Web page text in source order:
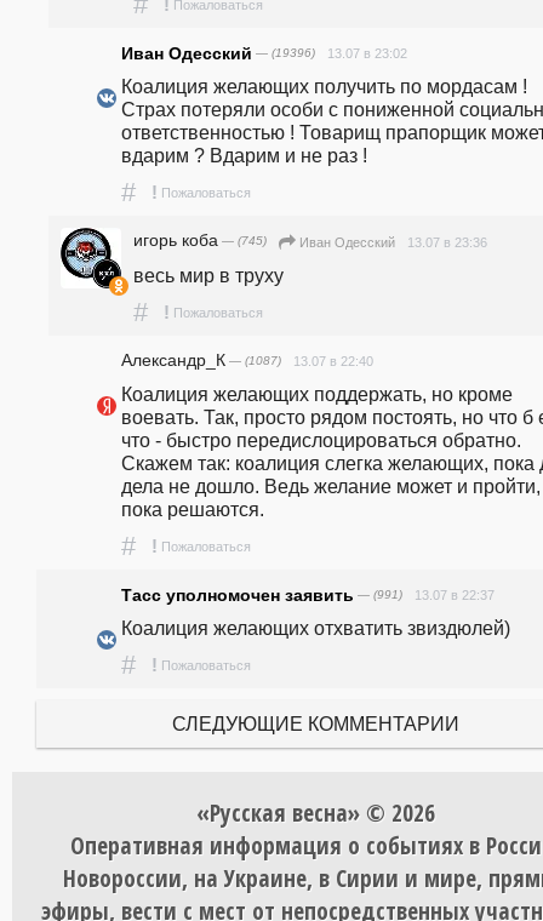
! Пожаловаться
Иван Одесский — (19396) 13.07 в 23:02
Коалиция желающих получить по мордасам !
Страх потеряли особи с пониженной
ответственностью ! Товарищ прапорщик
вдарим ? Вдарим и не раз !
# ! Пожаловаться
игорь коба — (745) Иван Одесский 13.07 в 23:36
весь мир в труху
# ! Пожаловаться
Александр_К — (1087) 13.07 в 22:40
Коалиция желающих поддержать, но кроме
воевать. Так, просто рядом постоять, но что б
что - быстро передислоцироваться обратно.
Скажем так: коалиция слегка желающих, пока
дела не дошло. Ведь желание может и пройти,
пока решаются.
# ! Пожаловаться
Тасс уполномочен заявить — (991) 13.07 в 22:37
Коалиция желающих отхватить звиздюлей)
# ! Пожаловаться
СЛЕДУЮЩИЕ КОММЕНТАРИИ
«Русская весна» © 2026
Оперативная информация о событиях в
Новороссии, на Украине, в Сирии и мире,
эфиры, вести с мест от непосредственных